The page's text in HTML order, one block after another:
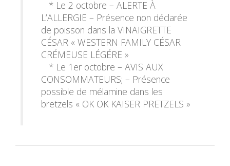
* Le 2 octobre – ALERTE À
L’ALLERGIE – Présence non déclarée
de poisson dans la VINAIGRETTE
CÉSAR « WESTERN FAMILY CÉSAR
CRÉMEUSE LÉGÉRE »
* Le 1er octobre – AVIS AUX
CONSOMMATEURS; – Présence
possible de mélamine dans les
bretzels « OK OK KAISER PRETZELS »